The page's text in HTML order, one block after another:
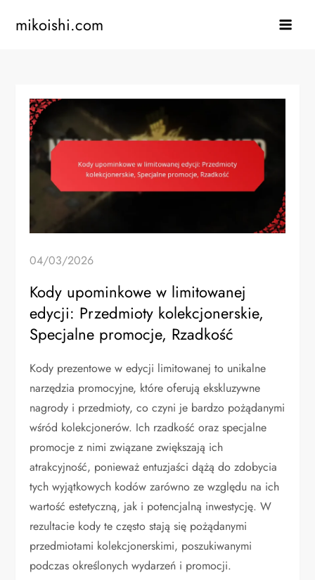
mikoishi.com
04/03/2026
Kody upominkowe w limitowanej
edycji: Przedmioty kolekcjonerskie,
Specjalne promocje, Rzadkość
Kody prezentowe w edycji limitowanej to unikalne
narzędzia promocyjne, które oferują ekskluzywne
nagrody i przedmioty, co czyni je bardzo pożądanymi
wśród kolekcjonerów. Ich rzadkość oraz specjalne
promocje z nimi związane zwiększają ich
atrakcyjność, ponieważ entuzjaści dążą do zdobycia
tych wyjątkowych kodów zarówno ze względu na ich
wartość estetyczną, jak i potencjalną inwestycję. W
rezultacie kody te często stają się pożądanymi
przedmiotami kolekcjonerskimi, poszukiwanymi
podczas określonych wydarzeń i promocji.